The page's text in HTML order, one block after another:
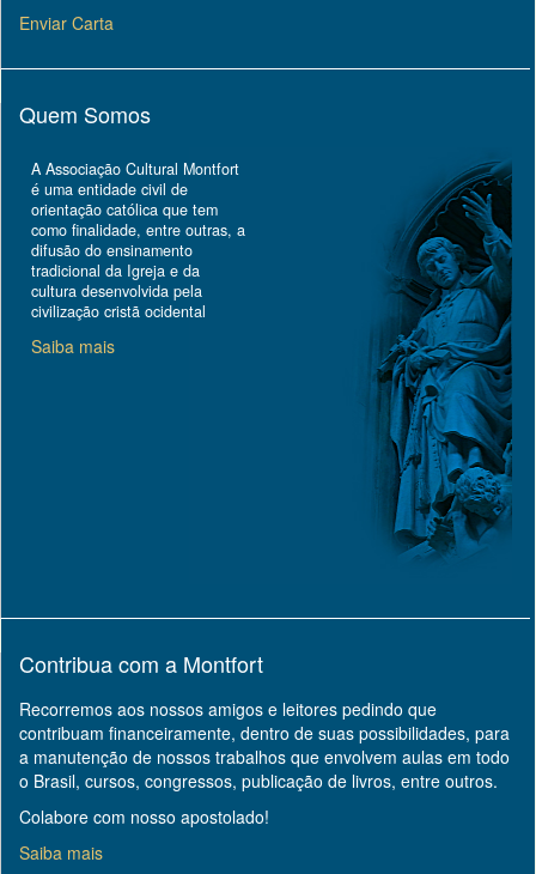
Enviar Carta
Quem Somos
A Associação Cultural Montfort
é uma entidade civil de
orientação católica que tem
como finalidade, entre outras, a
difusão do ensinamento
tradicional da Igreja e da
cultura desenvolvida pela
civilização cristã ocidental
Saiba mais
Contribua com a Montfort
Recorremos aos nossos amigos e leitores pedindo que
contribuam financeiramente, dentro de suas possibilidades, para
a manutenção de nossos trabalhos que envolvem aulas em todo
o Brasil, cursos, congressos, publicação de livros, entre outros.
Colabore com nosso apostolado!
Saiba mais